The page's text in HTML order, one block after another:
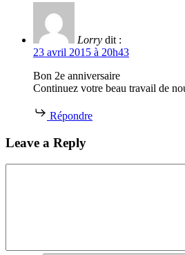
Lorry dit :
23 avril 2015 à 20h43
Bon 2e anniversaire
Continuez votre beau travail de
Répondre
Leave a Reply